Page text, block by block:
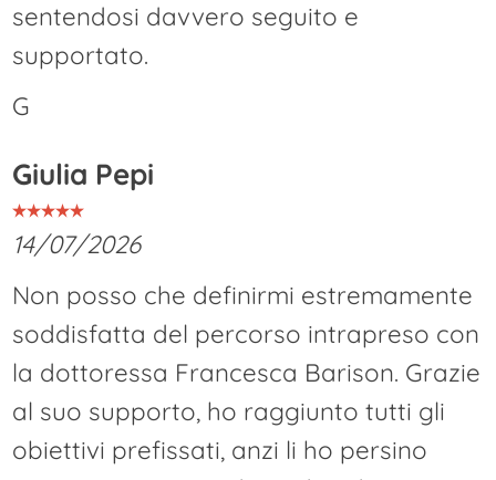
sentendosi davvero seguito e
supportato.
G
Giulia Pepi
14/07/2026
Non posso che definirmi estremamente
soddisfatta del percorso intrapreso con
la dottoressa Francesca Barison. Grazie
al suo supporto, ho raggiunto tutti gli
obiettivi prefissati, anzi li ho persino